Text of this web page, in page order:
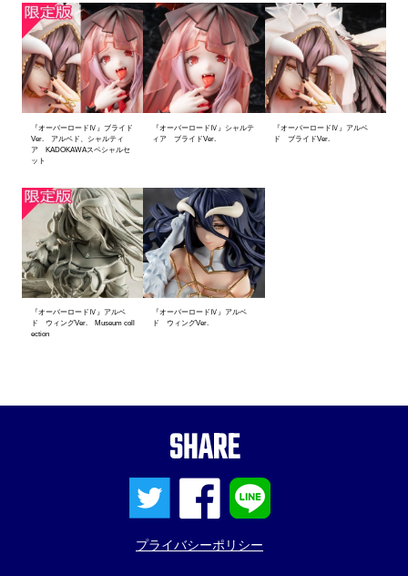
『オーバーロードⅣ』ブライド
Ver. アルベド、シャルティ
ア KADOKAWAスペシャルセ
ット
『オーバーロードⅣ』シャルテ
ィア ブライドVer.
『オーバーロードⅣ』アルベ
ド ブライドVer.
『オーバーロードⅣ』アルベ
ド ウィングVer. Museum coll
ection
『オーバーロードⅣ』アルベ
ド ウィングVer.
SHARE
プライバシーポリシー